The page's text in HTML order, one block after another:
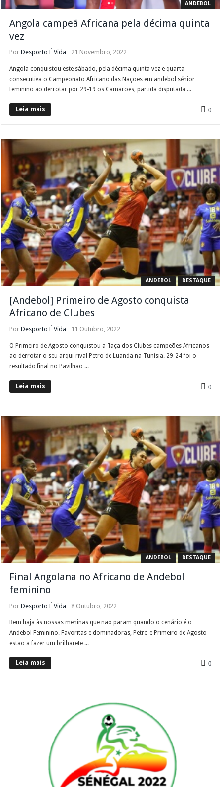
ANDEBOL
Angola campeã Africana pela décima quinta
vez
PorDesporto É Vida 21 Novembro, 2022
Angola conquistou este sábado, pela décima quinta vez e quarta
consecutiva o Campeonato Africano das Nações em andebol sénior
feminino ao derrotar por 29-19 os Camarões, partida disputada ...
Leia mais 0
ANDEBOL DESTAQUE
[Andebol] Primeiro de Agosto conquista
Africano de Clubes
PorDesporto É Vida 11 Outubro, 2022
O Primeiro de Agosto conquistou a Taça dos Clubes campeões Africanos
ao derrotar o seu arqui-rival Petro de Luanda na Tunísia. 29-24 foi o
resultado final no Pavilhão ...
Leia mais 0
ANDEBOL DESTAQUE
Final Angolana no Africano de Andebol
feminino
PorDesporto É Vida 8 Outubro, 2022
Bem haja às nossas meninas que não param quando o cenário é o
Andebol Feminino. Favoritas e dominadoras, Petro e Primeiro de Agosto
estão a fazer um brilharete ...
Leia mais 0